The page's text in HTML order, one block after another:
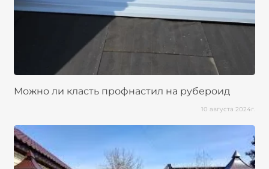
Можно ли класть профнастил на рубероид
10 августа 2024г.